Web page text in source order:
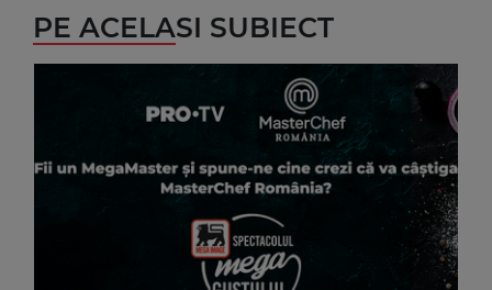
PE ACELASI SUBIECT